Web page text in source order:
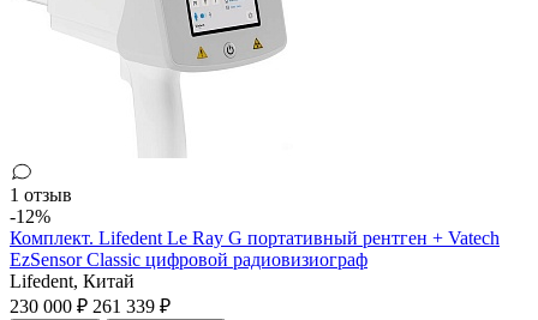
1 отзыв
-12%
Комплект. Lifedent Le Ray G портативный рентген + Vatech
EzSensor Classic цифровой радиовизиограф
Lifedent, Китай
230 000 ₽ 261 339 ₽